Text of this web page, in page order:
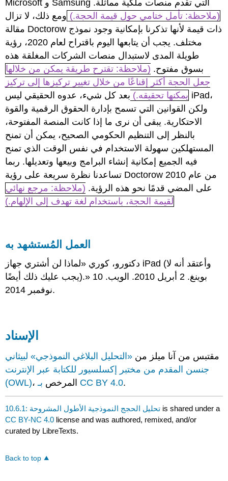
Microsoft و Samsung التي تقدم منصات ملكية مماثلة.
(ملاحظة: تأمل ختامي حول قيمة الحجة.) ومع ذلك، لا تزال
مقالة Doctorow ذات قيمة لأنها تذكرنا بإمكانية وجود نموذج
مختلف. يجب أن يتابعها اليوم باقتراح لعام 2020، رؤية
طويلة المدى لاستبدال منصات الشركات المغلقة هذه
بسوق مفتوح. (ملاحظة: تقترح طريقة يمكن من خلالها
جعل الحجة أكثر إقناعًا من خلال تغيير تركيزها إلى تركيز
يمكنها تحقيقه.) بعد كل شيء، عدوه الحقيقي ليس iPad،
ولكن القوانين التي تسمح بإدارة الحقوق الرقمية والقوة
الاحتكارية. يبقى أن نرى ما إذا كانت المنصة المفتوحة،
بالنظر إلى التنظيم الحكومي الصحيح، يمكن أن تمنح
المستهلكين سهولة الاستخدام في نفس الوقت الذي تمنح
فيه الجميع إمكانية إنشاء البرامج وبيعها وتعديلها. ربما
تساعدنا نظرة سريعة على رؤية Doctorow من عام 2010
على المضي قدمًا نحو هذه الرؤية. (ملاحظة: مرجع نهائي
لقيمة الحجة، باستخدام لغة تهدف إلى الإلهام.)
العمل المُستشهد به
دكتورو، كوري «لماذا لن أشتري جهاز iPad (وأعتقد أنه لا
يجب عليك ذلك أيضًا).» بوينغ. 2 أبريل 2010. الويب. 10
نوفمبر 2014.
الإسناد
مقتبس من آنا ميلز من «التحليل البلاغي النموذجي» لبيثاني
جنسن المقدم من مختبر إكسلسيور للكتابة عبر الإنترنت
(OWL)
، المرخص بـ CC BY 4.0.
10.6.1: تحليل الحجج النموذجية الأطول المشروحة is shared under a
CC BY-NC 4.0 license and was authored, remixed, and/or
curated by LibreTexts.
Back to top